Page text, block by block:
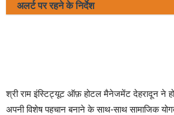
अलर्ट पर रहने के निर्देश
श्री राम इंस्टिट्यूट ऑफ़ होटल मैनेजमेंट देहरादून ने
अपनी विशेष पहचान बनाने के साथ-साथ सामाजिक